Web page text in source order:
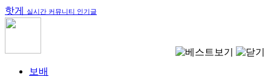
핫게 실시간 커뮤니티 인기글
보배